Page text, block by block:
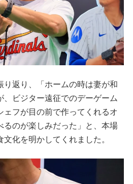
り返り、「ホームの時は妻が和
、ビジター遠征でのデーゲーム
ェフが目の前で作ってくれるオ
るのが楽しみだった」と、本場
化を明かしてくれました。